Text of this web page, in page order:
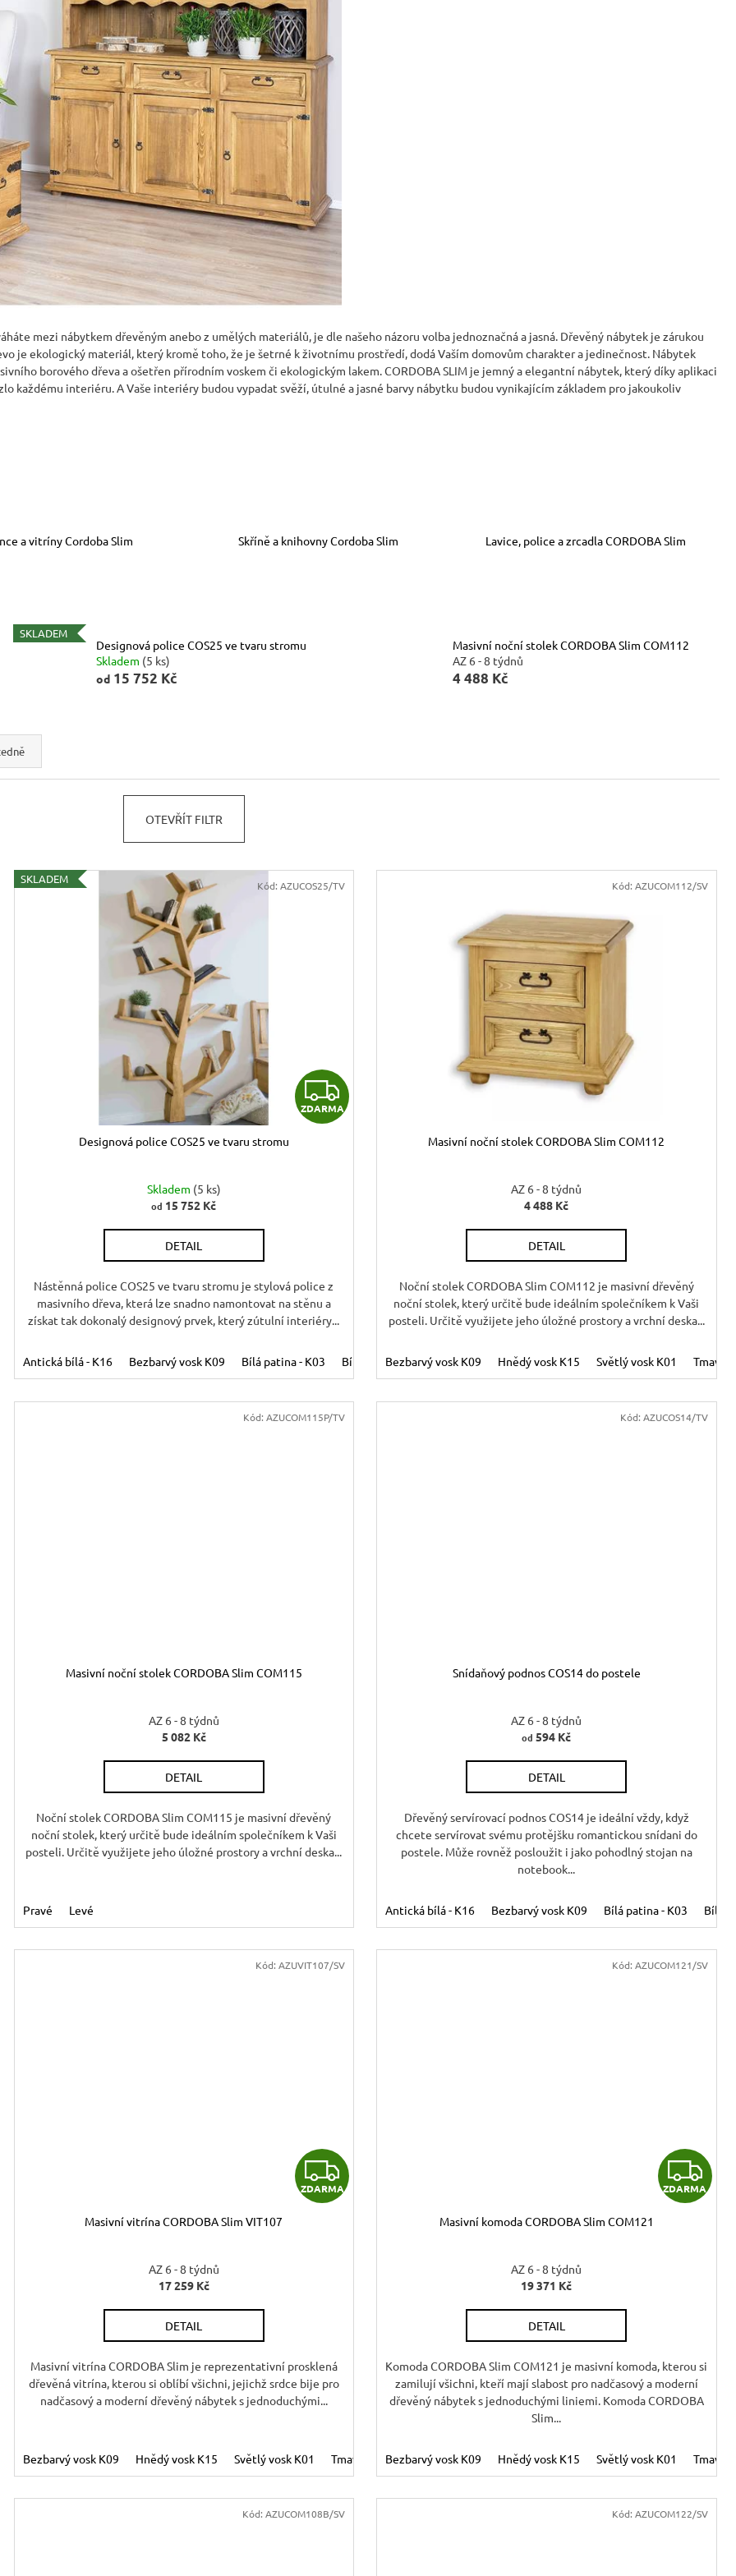
mezi nábytkem dřevěným anebo z umělých materiálů, je dle našeho názoru volba jednoznačná a jasná. Dřevěný nábytek je zárukou
je ekologický materiál, který kromě toho, že je šetrné k životnímu prostředí, dodá Vaším domovům charakter a jedinečnost. Nábytek
borového dřeva a ošetřen přírodním voskem či ekologickým lakem. CORDOBA SLIM je jemný a elegantní nábytek, který díky aplikaci
každému interiéru. A Vaše interiéry budou vypadat svěží, útulné a jasné barvy nábytku budou vynikajícím základem pro jakoukoliv
a vitríny Cordoba Slim Skříně a knihovny Cordoba Slim Lavice, police a zrcadla CORDOBA Slim
SKLADEM
Designová police COS25 ve tvaru stromu
Skladem (5 ks)
od15 752 Kč
Masivní noční stolek CORDOBA Slim COM112
AZ 6 - 8 týdnů
4 488 Kč
OTEVŘÍT FILTR
SKLADEM
Z
D
ZDARMA
Designová police COS25 ve tvaru stromu
Skladem (5 ks)
od 15 752 Kč
DETAIL
Nástěnná police COS25 ve tvaru stromu je stylová police z
masivního dřeva, která lze snadno namontovat na stěnu a
získat tak dokonalý designový prvek, který zútulní interiéry...
Antická bílá - K16 Bezbarvý vosk K09 Bílá patina - K03 Bílý vosk - K17 Hnědý vosk K15 Světlý vosk K01 Tmavý vosk K02
Kód:AZUCOS25/TV
Masivní noční stolek CORDOBA Slim COM112
AZ 6 - 8 týdnů
4 488 Kč
DETAIL
Noční stolek CORDOBA Slim COM112 je masivní dřevěný
noční stolek, který určitě bude ideálním společníkem k Vaši
posteli. Určitě využijete jeho úložné prostory a vrchní deska...
Bezbarvý vosk K09 Hnědý vosk K15 Světlý vosk K01 Tmavý
Kód: AZUCOM112/SV
Masivní noční stolek CORDOBA Slim COM115
AZ 6 - 8 týdnů
5 082 Kč
DETAIL
Noční stolek CORDOBA Slim COM115 je masivní dřevěný
noční stolek, který určitě bude ideálním společníkem k Vaši
posteli. Určitě využijete jeho úložné prostory a vrchní deska...
Pravé Levé
Kód:AZUCOM115P/TV
Snídaňový podnos COS14 do postele
AZ 6 - 8 týdnů
od 594 Kč
DETAIL
Dřevěný servírovací podnos COS14 je ideální vždy, když
chcete servírovat svému protějšku romantickou snídani do
postele. Může rovněž posloužit i jako pohodlný stojan na
notebook...
Antická bílá - K16 Bezbarvý vosk K09 Bílá patina - K03 Bílý
Kód: AZUCOS14/TV
vosk K02
Z
D
ZDARMA
Masivní vitrína CORDOBA Slim VIT107
AZ 6 - 8 týdnů
17 259 Kč
DETAIL
Masivní vitrína CORDOBA Slim je reprezentativní prosklená
dřevěná vitrína, kterou si oblíbí všichni, jejichž srdce bije pro
nadčasový a moderní dřevěný nábytek s jednoduchými...
Bezbarvý vosk K09 Hnědý vosk K15 Světlý vosk K01 Tmavý vosk K02
Kód:AZUVIT107/SV
Z
D
ZDARMA
Masivní komoda CORDOBA Slim COM121
AZ 6 - 8 týdnů
19 371 Kč
DETAIL
Komoda CORDOBA Slim COM121 je masivní komoda, kterou si
zamilují všichni, kteří mají slabost pro nadčasový a moderní
dřevěný nábytek s jednoduchými liniemi. Komoda CORDOBA
Slim...
Bezbarvý vosk K09 Hnědý vosk K15 Světlý vosk K01 Tmavý
Kód: AZUCOM121/SV
Kód:AZUCOM108B/SV Kód: AZUCOM122/SV
ŽIDLE MEXICANA SIL25
Původně: 2 670 Kč
RUSTIKÁLNÍ LAVICE SWEET HOME
BAX25 S ÚLOŽNÝM PROSTOREM
6 048 Kč
Původně: 6 720 Kč